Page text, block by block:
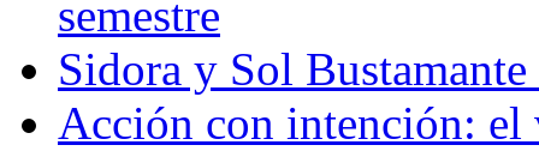
semestre
Sidora y Sol
Acción con intención: el